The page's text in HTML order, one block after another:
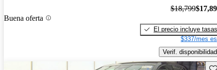
Buena oferta
$18,799
El precio incluye tasas
$337/mes
Verif. disponibilidad